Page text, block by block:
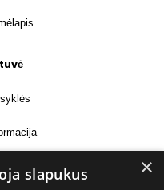
×
slapukus